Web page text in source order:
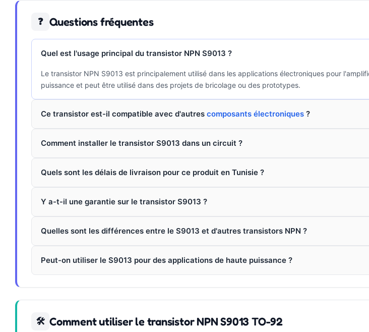
❓ Questions fréquentes
Quel est l'usage principal du transistor NPN S9013 ?
Le transistor NPN S9013 est principalement utilisé dans les applications électroniques pour
puissance et peut être utilisé dans des projets de bricolage ou des prototypes.
Ce transistor est-il compatible avec d'autres composants électroniques ?
Comment installer le transistor S9013 dans un circuit ?
Quels sont les délais de livraison pour ce produit en Tunisie ?
Y a-t-il une garantie sur le transistor S9013 ?
Quelles sont les différences entre le S9013 et d'autres transistors NPN ?
Peut-on utiliser le S9013 pour des applications de haute puissance ?
🛠 Comment utiliser le transistor NPN S9013 TO-92